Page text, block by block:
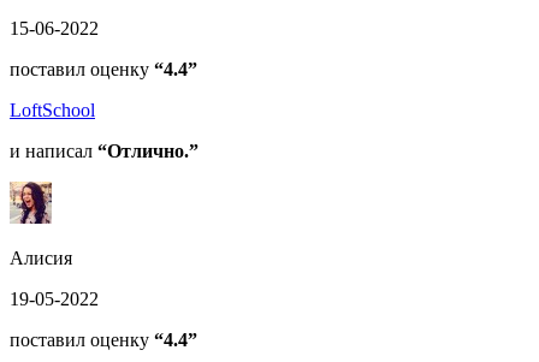
15-06-2022
поставил оценку “4.4”
LoftSchool
и написал “Отлично.”
Алисия
19-05-2022
поставил оценку “4.4”